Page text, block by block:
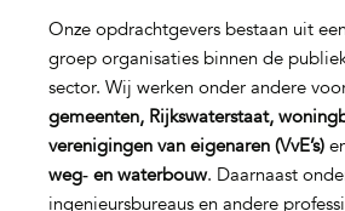
Onze opdrachtgevers bestaan uit
groep organisaties binnen de
sector. Wij werken onder andere
gemeenten, Rijkswaterstaat,
verenigingen van eigenaren (VvE’s)
weg‑ en waterbouw. Daarnaast
ingenieursbureaus en andere